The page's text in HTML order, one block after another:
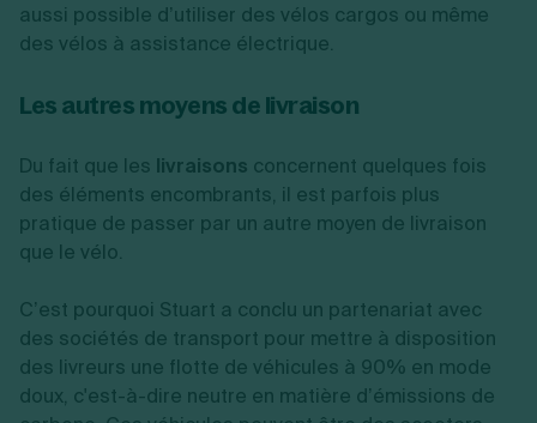
aussi possible d’utiliser des vélos cargos ou même
des vélos à assistance électrique.
Les autres moyens de livraison
Du fait que les livraisons concernent quelques fois
des éléments encombrants, il est parfois plus
pratique de passer par un autre moyen de livraison
que le vélo.
C’est pourquoi Stuart a conclu un partenariat avec
des sociétés de transport pour mettre à disposition
des livreurs une flotte de véhicules à 90% en mode
doux, c'est-à-dire neutre en matière d’émissions de